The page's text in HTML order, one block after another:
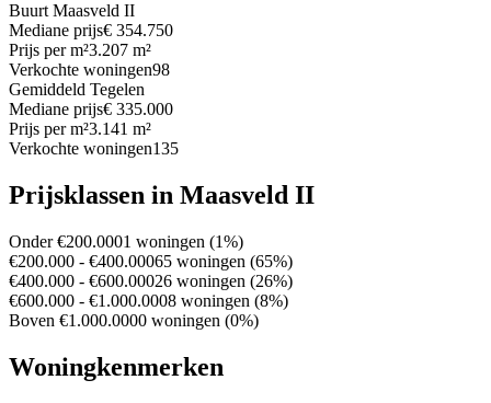
Buurt Maasveld II
Mediane prijs€ 354.750
Prijs per m²3.207 m²
Verkochte woningen98
Gemiddeld Tegelen
Mediane prijs€ 335.000
Prijs per m²3.141 m²
Verkochte woningen135
Prijsklassen in Maasveld II
Onder €200.0001 woningen (1%)
€200.000 - €400.00065 woningen (65%)
€400.000 - €600.00026 woningen (26%)
€600.000 - €1.000.0008 woningen (8%)
Boven €1.000.0000 woningen (0%)
Woningkenmerken